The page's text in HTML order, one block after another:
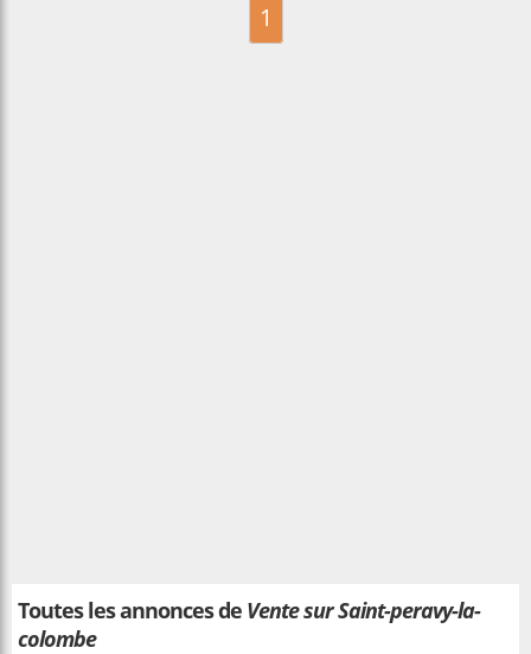
1
Toutes les annonces de Vente sur Saint-peravy-la-
colombe